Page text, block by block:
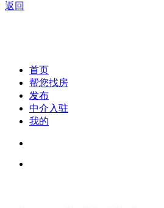
返回
首页
帮您找房
发布
中介入驻
我的